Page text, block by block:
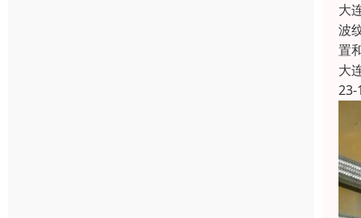
大
波
置
大
23-